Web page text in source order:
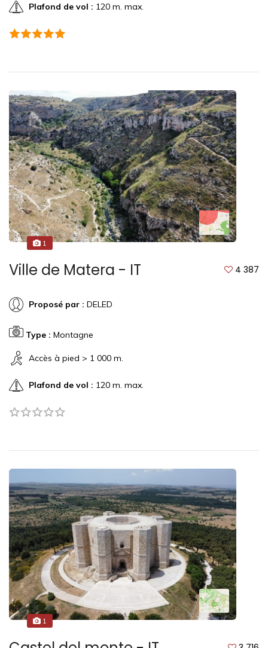
Plafond de vol : 120 m. max.
1
Ville de Matera - IT 4 387
Proposé par : DELED
Type : Montagne
Accès à pied > 1 000 m.
Plafond de vol : 120 m. max.
1